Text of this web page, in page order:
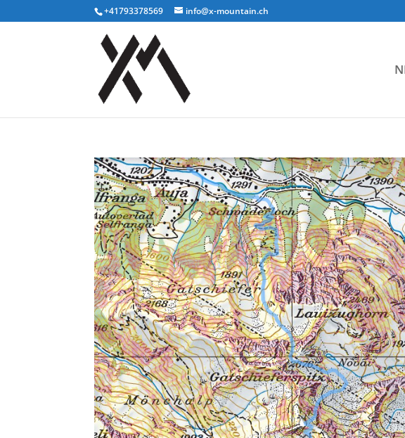
+41793378569 info@x-mountain.ch